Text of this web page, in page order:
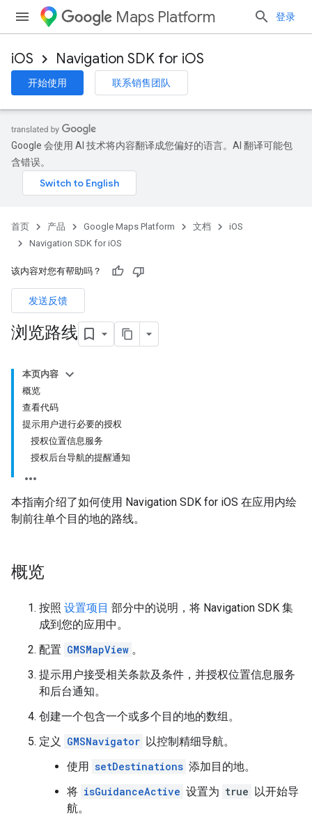
Maps Platform 登录
iOS Navigation SDK for iOS
开始使用 联系销售团队
Google 会使用 AI 技术将内容翻译成您偏好的语言。AI 翻译可能包
含错误。
首页 产品 Google Maps Platform 文档
iOS
Navigation SDK for iOS
该内容对您有帮助吗？
发送反馈
浏览路线
本页内容
概览
查看代码
提示用户进行必要的授权
授权位置信息服务
授权后台导航的提醒通知
本指南介绍了如何使用 Navigation SDK for iOS 在应用内绘
制前往单个目的地的路线。
概览
按照 设置项目 部分中的说明，将 Navigation SDK 集
成到您的应用中。
配置 GMSMapView 。
提示用户接受相关条款及条件，并授权位置信息服务
和后台通知。
创建一个包含一个或多个目的地的数组。
定义
GMSNavigator 以控制精细导航。
使用 setDestinations 添加目的地。
将 isGuidanceActive 设置为 true 以开始导
航。